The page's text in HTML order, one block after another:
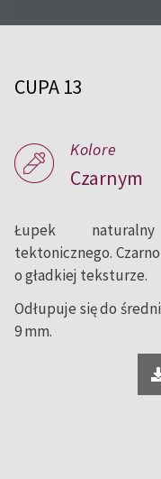
pokryć
CUPA 13
Kolore
Czarnym
Łupek
tektonicznego.
o gładkiej teksturze.
Odłupuje się do
9 mm.